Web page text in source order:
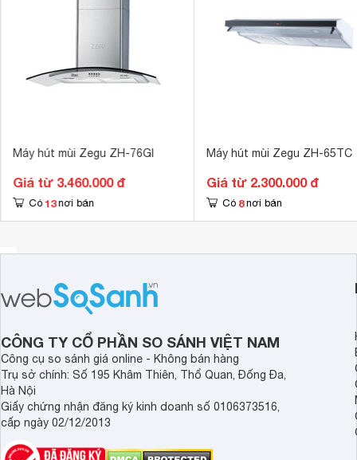
Kích thước ống xả khói 11 cm
Lưới lọc
Kích thước
Máy hút mùi Zegu ZH-76GI
Giá từ 3.460.000 đ
Có 13 nơi bán
Máy hút mùi Zegu ZH-65TC
Giá từ 2.300.000 đ
Có 8 nơi bán
CÔNG TY CỔ PHẦN SO SÁNH VIỆT NAM
Công cụ so sánh giá online - Không bán hàng
Trụ sở chính: Số 195 Khâm Thiên, Thổ Quan, Đống Đa,
Hà Nội
Giấy chứng nhận đăng ký kinh doanh số 0106373516,
cấp ngày 02/12/2013